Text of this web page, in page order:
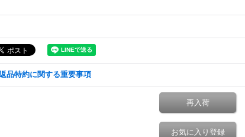
品特約に関する重要事項
再入荷
お気に入り登録